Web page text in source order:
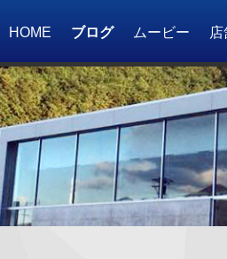
HOME ブログ ムービー